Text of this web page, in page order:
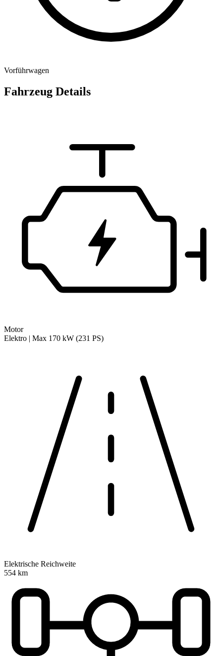
Vorführwagen
Fahrzeug Details
Motor
Elektro | Max 170 kW (231 PS)
Elektrische Reichweite
554 km